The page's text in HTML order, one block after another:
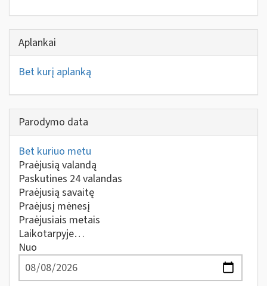
Aplankai
Bet kurį aplanką
Parodymo data
Bet kuriuo metu
Praėjusią valandą
Paskutines 24 valandas
Praėjusią savaitę
Praėjusį mėnesį
Praėjusiais metais
Laikotarpyje…
Nuo